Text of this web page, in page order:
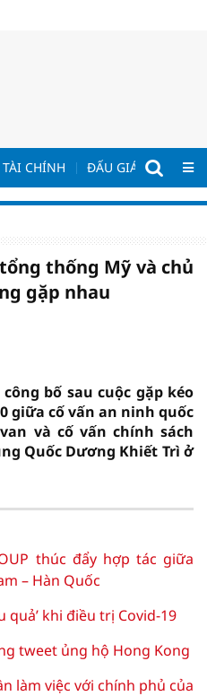
CHÍNH ĐẤU GIÁ - ĐẤU
thống Mỹ và chủ
gặp nhau
bố sau cuộc gặp kéo
giữa cố vấn an ninh quốc
và cố vấn chính sách
Quốc Dương Khiết Trì ở
thúc đẩy hợp tác giữa
– Hàn Quốc
quả’ khi điều trị Covid-19
tweet ủng hộ Hong Kong
làm việc với chính phủ của